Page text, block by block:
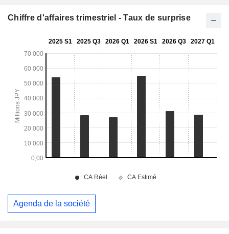
Chiffre d'affaires trimestriel - Taux de surprise
Agenda de la société